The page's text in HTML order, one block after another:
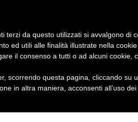
terzi da questo utilizzati si avvalgono di
ed utili alle finalità illustrate nella
il consenso a tutti o ad alcuni cookie,
scorrendo questa pagina, cliccando su
in altra maniera, acconsenti all’uso